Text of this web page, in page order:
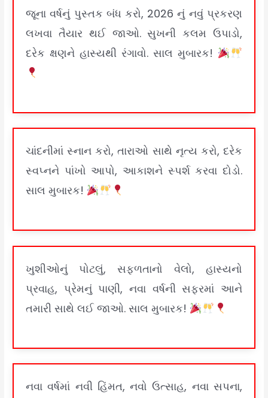
જૂના વર્ષનું પુસ્તક બંધ કરો, 2026 નું નવું પ્રકરણ
લખવા તૈયાર થઈ જાઓ. સુખની કલમ ઉપાડો,
દરેક ક્ષણને હાસ્યથી રંગાવો. સાલ મુબારક!
ચાંદનીમાં સ્નાન કરો, તારાઓ સાથે નૃત્ય કરો, દરેક
સ્વપ્નને પાંખો આપો, આકાશને સ્પર્શ કરવા દોડો.
સાલ મુબારક!
ખુશીઓનું પોટલું, સફળતાનો વેલો, હાસ્યનો
પ્રવાહ, પ્રેમનું પાણી, નવા વર્ષની સફરમાં આને
તમારી સાથે લઈ જાઓ. સાલ મુબારક!
નવા વર્ષમાં નવી હિંમત, નવો ઉત્સાહ, નવા સપના,